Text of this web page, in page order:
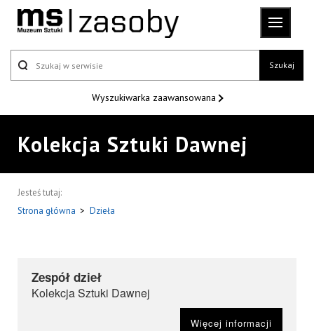
Szukaj
Wyszukiwarka zaawansowana
Kolekcja Sztuki Dawnej
Jesteś tutaj:
Strona główna > Dzieła
Zespół dzieł
Kolekcja Sztuki Dawnej
Więcej informacji